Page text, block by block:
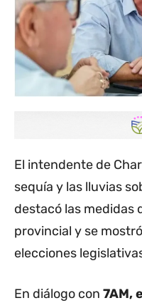
El intendente de
sequía y las lluvias
destacó las medidas
provincial y se
elecciones
En diálogo con 7AM,